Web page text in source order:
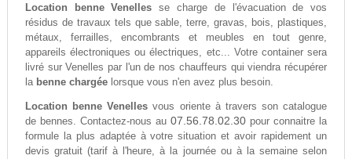
Location benne Venelles se charge de l'évacuation de vos
résidus de travaux tels que sable, terre, gravas, bois, plastiques,
métaux, ferrailles, encombrants et meubles en tout genre,
appareils électroniques ou électriques, etc... Votre container sera
livré sur Venelles par l'un de nos chauffeurs qui viendra récupérer
la benne chargéelorsque vous n'en avez plus besoin.
Location benne Venelles vous oriente à travers son catalogue
de bennes. Contactez-nous au 07.56.78.02.30 pour connaitre la
formule la plus adaptée à votre situation et avoir rapidement un
devis gratuit (tarif à l'heure, à la journée ou à la semaine selon